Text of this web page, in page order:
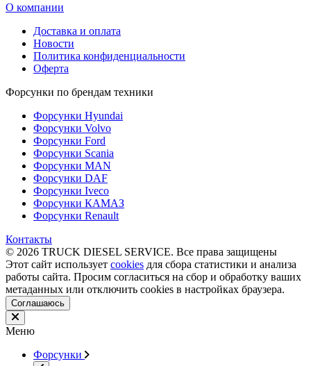
О компании
Доставка и оплата
Новости
Политика конфиденциальности
Оферта
Форсунки по брендам техники
Форсунки Hyundai
Форсунки Volvo
Форсунки Ford
Форсунки Scania
Форсунки MAN
Форсунки DAF
Форсунки Iveco
Форсунки КАМАЗ
Форсунки Renault
Контакты
© 2026 TRUCK DIESEL SERVICE. Все права защищены
Этот сайт использует cookies для сбора статистики и анализа
работы сайта. Просим согласиться на сбор и обработку ваших
метаданных или отключить cookies в настройках браузера.
Соглашаюсь
Меню
Форсунки